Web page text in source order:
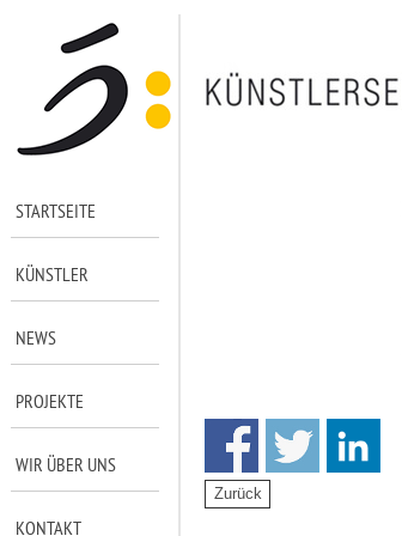
STARTSEITE
KÜNSTLER
NEWS
PROJEKTE
WIR ÜBER UNS
KONTAKT